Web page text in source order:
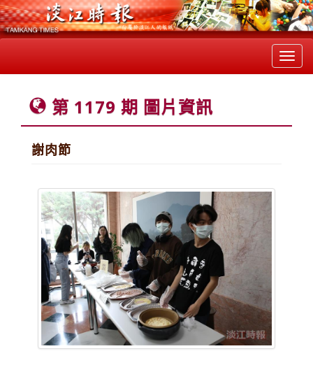
第 1179 期 圖片資訊
謝肉節